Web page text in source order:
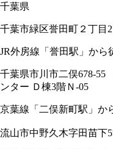
千葉県
千葉市緑区誉田町２丁目
JR外房線「誉田駅」から
千葉県市川市二俣678-
ンター Ｄ棟3階Ｎ-05
京葉線「二俣新町駅」か
流山市中野久木字田苗下